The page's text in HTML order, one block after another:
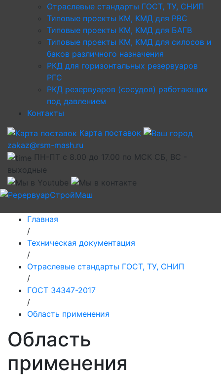
Отраслевые стандарты ГОСТ, ТУ, СНИП
Типовые проекты КМ, КМД для РВС
Типовые проекты КМ, КМД для БАГВ
Типовые проекты КМ, КМД для силосов и
баков различного назначения
РКД для горизонтальных резервуаров
РГС
РКД резервуаров (сосудов) работающих
под давлением
Контакты
Карта поставок
zakaz@rsm-mash.ru
ПН-ПТ с 8.00 до 17.00 по МСК СБ, ВС -
выходные
Главная
/
Техническая документация
/
Отраслевые стандарты ГОСТ, ТУ, СНИП
/
ГОСТ 34347-2017
/
Область применения
Область
применения